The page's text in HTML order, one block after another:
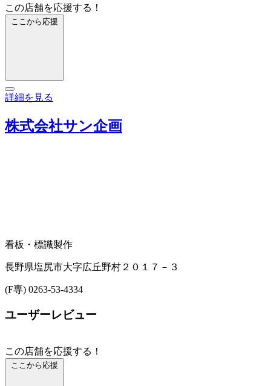
この店舗を応援する！
ここから応援
詳細を見る
株式会社サン企画
看板・標識製作
長野県塩尻市大字広丘野村２０１７－３
(F専) 0263-53-4334
ユーザーレビュー
この店舗を応援する！
ここから応援